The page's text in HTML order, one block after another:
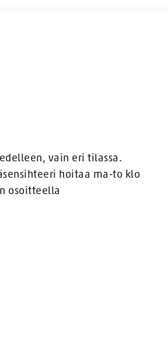
vain eri tilassa.
hoitaa ma-to klo
osoitteella